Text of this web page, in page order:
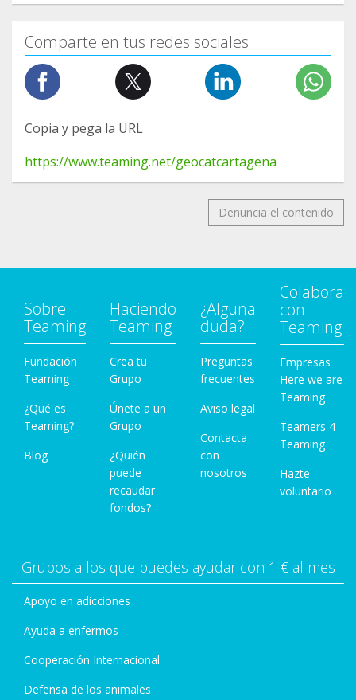
Comparte en tus redes sociales
Copia y pega la URL
https://www.teaming.net/geocatcartagena
Denuncia el contenido
Sobre
Teaming
Fundación
Teaming
¿Qué es
Teaming?
Blog
Haciendo
Teaming
Crea tu
Grupo
Únete a un
Grupo
¿Quién
puede
recaudar
fondos?
¿Alguna
duda?
Preguntas
frecuentes
Aviso legal
Contacta
con
nosotros
Colabora
con
Teaming
Empresas
Here we are
Teaming
Teamers 4
Teaming
Hazte
voluntario
Grupos a los que puedes ayudar con 1 € al mes
Apoyo en adicciones
Ayuda a enfermos
Cooperación Internacional
Defensa de los animales